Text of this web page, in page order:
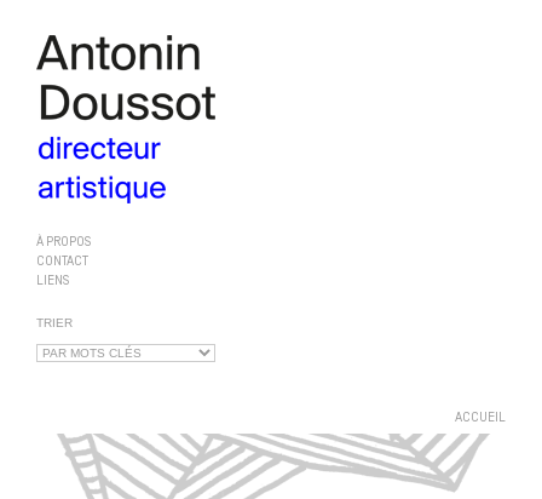
À PROPOS
CONTACT
LIENS
TRIER
ACCUEIL